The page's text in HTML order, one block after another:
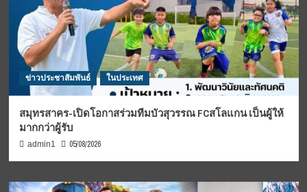
ข่าวประชาสัมพันธ์ ในประเทศ
สมุทรสาคร-เปิดโอกาสร่วมทีมบัวสุวรรณ FCสโลแกน เป็นผู้ให้
มากกว่าผู้รับ
admin1 05/08/2026